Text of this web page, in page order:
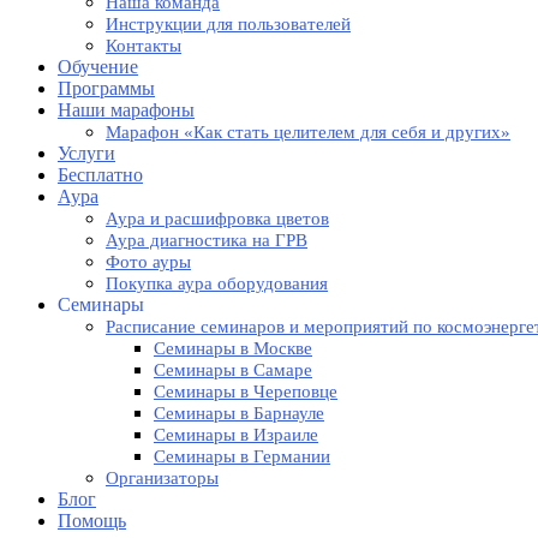
Инструкции для пользователей
Контакты
Обучение
Программы
Наши марафоны
Марафон «Как стать целителем для себя и других»
Услуги
Бесплатно
Аура
Аура и расшифровка цветов
Аура диагностика на ГРВ
Фото ауры
Покупка аура оборудования
Семинары
Расписание семинаров и мероприятий по
Семинары в Москве
Семинары в Самаре
Семинары в Череповце
Семинары в Барнауле
Семинары в Израиле
Семинары в Германии
Организаторы
Блог
Помощь